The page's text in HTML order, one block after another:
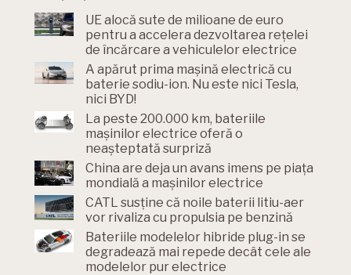
UE alocă sute de milioane de euro
pentru a accelera dezvoltarea rețelei
de încărcare a vehiculelor electrice
A apărut prima mașină electrică cu
baterie sodiu-ion. Nu este nici Tesla,
nici BYD!
La peste 200.000 km, bateriile
mașinilor electrice oferă o
neașteptată surpriză
China are deja un avans imens pe piața
mondială a mașinilor electrice
CATL susține că noile baterii litiu-aer
vor rivaliza cu propulsia pe benzină
Bateriile modelelor hibride plug-in se
degradează mai repede decât cele ale
modelelor pur electrice